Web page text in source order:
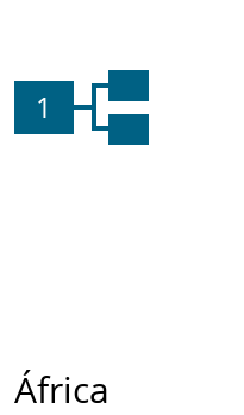
1
África